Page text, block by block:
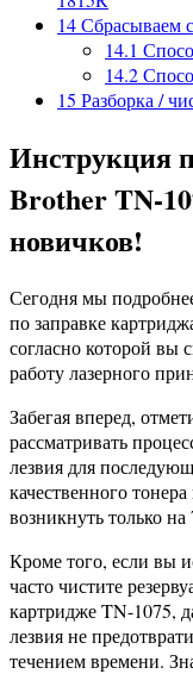
14Сбрасываем
14.1
14.2
15 Разборка /
Инструкция
Brother TN-
новичков!
Сегодня мы
по заправке
согласно которой вы
работу лазерного
Забегая вперед,
рассматривать
лезвия для
качественного
возникнуть только
Кроме того, если вы
часто чистите
картридже TN-1075,
лезвия не
течением времени.